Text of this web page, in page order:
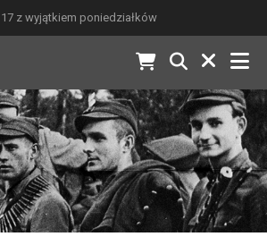
z wyjątkiem poniedziałków